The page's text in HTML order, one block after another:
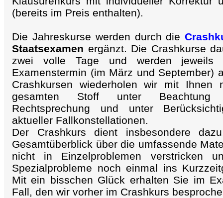
(bereits im Preis enthalten).
Die Jahreskurse werden durch die
Staatsexamen ergänzt. Die Crashkurse
zwei volle Tage und werden jeweils
Examenstermin (im März und September)
Crashkursen wiederholen wir mit Ihnen
gesamten Stoff unter Beachtung
Rechtsprechung und unter
aktueller Fallkonstellationen.
Der Crashkurs dient insbesondere
Gesamtüberblick über die umfassende
nicht in Einzelproblemen verstricken
Spezialprobleme noch einmal ins
Mit ein bisschen Glück erhalten Sie im
Fall, den wir vorher im Crashkurs